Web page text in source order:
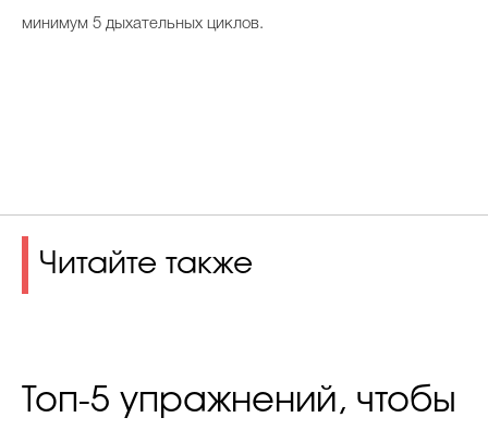
минимум 5 дыхательных циклов.
Читайте также
Топ-5 упражнений, чтобы